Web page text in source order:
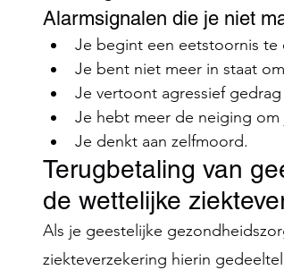
Alarmsignalen die je niet
Je begint een eetstoornis te
Je bent niet meer in staat
Je vertoont agressief
Je hebt meer de neiging om
Je denkt aan zelfmoord.
Terugbetaling van
de wettelijke
Als je geestelijke
ziekteverzekering hierin